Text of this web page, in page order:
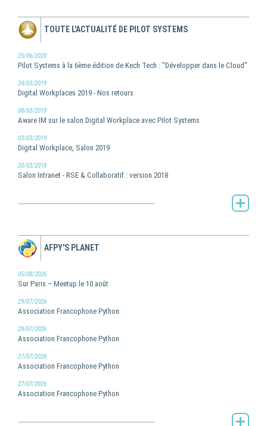
TOUTE L'ACTUALITÉ DE PILOT SYSTEMS
25/06/2020
Pilot Systems à la 6ème édition de Kech Tech : "Développer dans le Cloud"
24/03/2019
Digital Workplaces 2019 - Nos retours
08/03/2019
Aware IM sur le salon Digital Workplace avec Pilot Systems
03/03/2019
Digital Workplace, Salon 2019
20/03/2018
Salon Intranet - RSE & Collaboratif : version 2018
AFPY'S PLANET
05/08/2026
Sur Paris – Meetup le 10 août
29/07/2026
Association Francophone Python
29/07/2026
Association Francophone Python
27/07/2026
Association Francophone Python
27/07/2026
Association Francophone Python